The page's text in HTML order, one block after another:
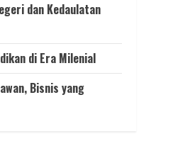
dan Kedaulatan
di Era Milenial
Bisnis yang